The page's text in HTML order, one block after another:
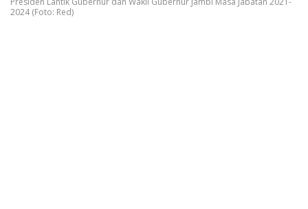
2024 (Foto: Red)